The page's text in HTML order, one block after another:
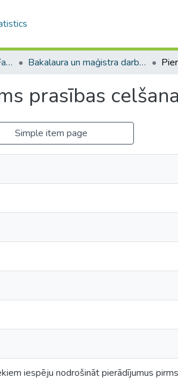
A -- Juridiskā fakultāte / Faculty of Law Bakalaura un maģistra darbi (JF) / Bachelor's and Master's theses
prasības
Simple item page
iespēju nodrošināt pierādījumus